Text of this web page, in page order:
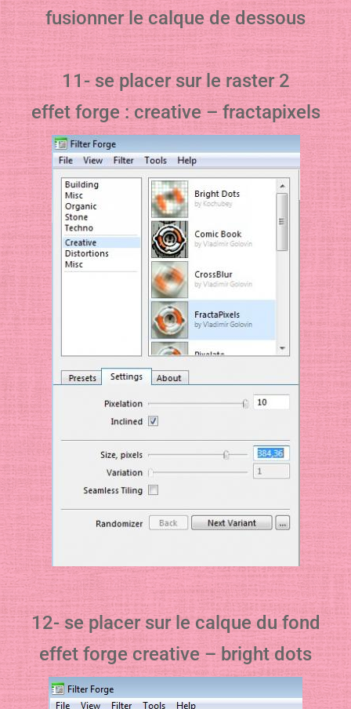
fusionner le calque de dessous
11- se placer sur le raster 2
effet forge : creative – fractapixels
12- se placer sur le calque du fond
effet forge creative – bright dots